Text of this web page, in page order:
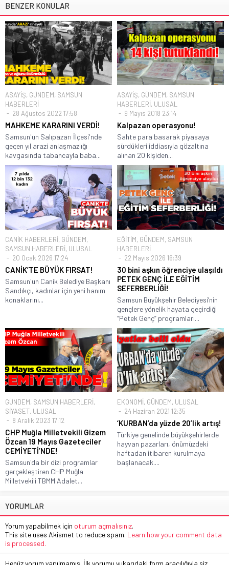
BENZER KONULAR
ASAYİŞ, GÜNDEM, SAMSUN
HABERLERİ
28 Ağustos 2022 17:58
MAHKEME KARARINI VERDİ!
Samsun'un Salıpazarı İlçesi'nde
geçen yıl arazi anlaşmazlığı
kavgasında tabancayla baba...
ASAYİŞ, GÜNDEM, SAMSUN
HABERLERİ, ULUSAL
9 Mayıs 2018 23:14
Kalpazan operasyonu!
Sahte para basarak piyasaya
sürdükleri iddiasıyla gözaltına
alınan 20 kişiden...
CANİK HABERLERİ, GÜNDEM,
SAMSUN HABERLERİ, ULUSAL
20 Ocak 2026 17:24
CANİK’TE BÜYÜK FIRSAT!
Samsun'un Canik Belediye Başkanı
Sandıkçı, kadınlar için yeni hanım
konaklarını...
EĞİTİM, GÜNDEM, SAMSUN
HABERLERİ
22 Mayıs 2026 16:39
30 bini aşkın öğrenciye ulaşıldı
PETEK GENÇ İLE EĞİTİM
SEFERBERLİĞİ!
Samsun Büyükşehir Belediyesi’nin
gençlere yönelik hayata geçirdiği
“Petek Genç” programları...
GÜNDEM, SAMSUN HABERLERİ,
SİYASET, ULUSAL
8 Aralık 2023 17:12
CHP Muğla Milletvekili Gizem
Özcan 19 Mayıs Gazeteciler
CEMİYETİ’NDE!
Samsun'da bir dizi programlar
gerçekleştiren CHP Muğla
Milletvekili TBMM Adalet...
EKONOMİ, GÜNDEM, ULUSAL
24 Haziran 2021 12:35
‘KURBAN’da yüzde 20’lik artış!
Türkiye genelinde büyükşehirlerde
hayvan pazarları, önümüzdeki
haftadan itibaren kurulmaya
başlanacak....
YORUMLAR
Yorum yapabilmek için oturum açmalısınız.
This site uses Akismet to reduce spam. Learn how your comment data
is processed.
Henüz yorum yapılmamış. İlk yorumu yukarıdaki form aracılığıyla siz